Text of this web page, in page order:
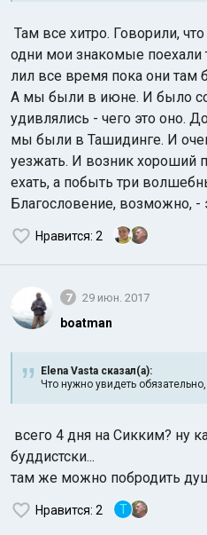
Там все хитро. Говорили,
одни мои знакомые поехали
лил все время пока они там
А мы были в июне. И было
удивлялись - чего это оно.
мы были в Ташидинге. И
уезжать. И возник хороший
ехать, а побыть три
Благословение, возможно, -
Нравится: 2
7 29 июн. 2017
boatman
Elena Vasta сказал(а):
Что нужно увидеть
всего 4 дня на Сикким? ну
буддистски...
там же можно побродить
Нравится: 2 T